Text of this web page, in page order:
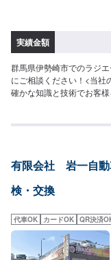
実績金額
群馬県伊勢崎市でのラジ
にご相談ください！<当社
確かな知識と技術でお客
ご希望の時間に応じてプ
がり次第納車-----納期につ
す。(要相談)納期は前後
車について-----代車をご用
意、受付方法-----入庫の際
務所前の空いているスペ
テモで予約しました」と
業時間】定休日：日曜日
有限会社 岩一自動
検・交換
代車OK カードOK QR決済